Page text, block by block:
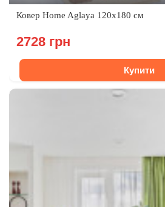
Ковер Home Aglaya 120х180 см
2728 грн
Купити